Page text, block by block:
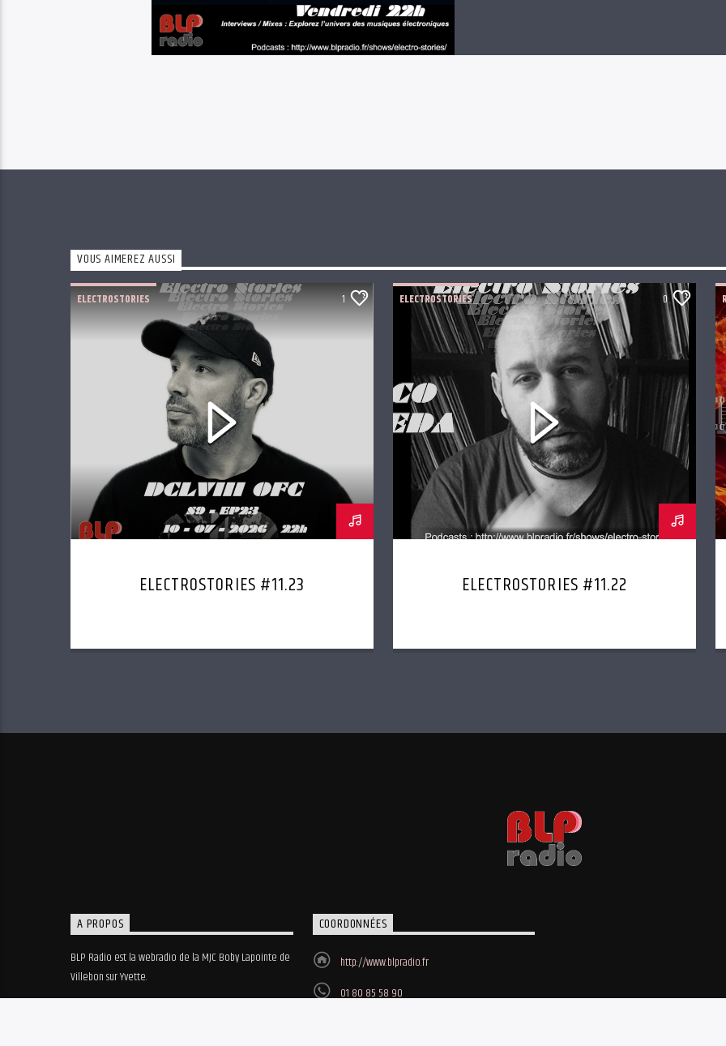
VOUS AIMEREZ AUSSI
ELECTROSTORIES 1
ELECTROSTORIES #11.23
ELECTROSTORIES 0
ELECTROSTORIES #11.22
A PROPOS
BLP Radio est la webradio de la MJC Boby Lapointe de
Villebon sur Yvette.
COORDONNÉES
http://www.blpradio.fr
01 80 85 58 90